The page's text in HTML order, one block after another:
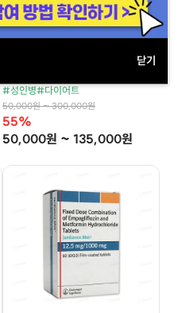
옥스라메트 XR 500 서방형 (다파글
리플로진 Dapagliflozin 10mg + 메
#성인병#다이어트
50,000원 ~ 300,000원
55%
50,000원 ~ 135,000원
닫기